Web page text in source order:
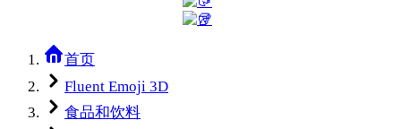
首页
Fluent Emoji 3D
食品和饮料